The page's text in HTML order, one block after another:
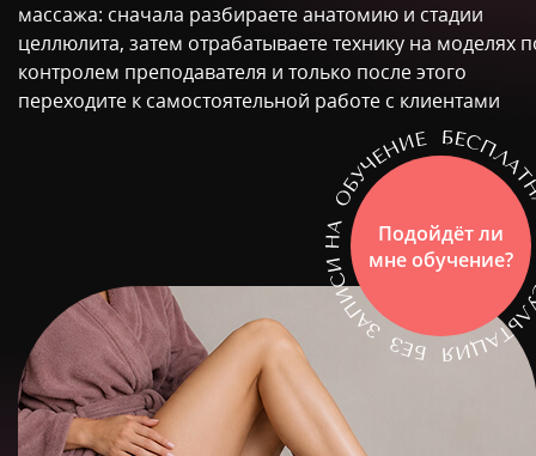
массажа: сначала разбираете анатомию и стадии
целлюлита, затем отрабатываете технику на моделях
контролем преподавателя и только после этого
переходите к самостоятельной работе с клиентами
Подойдёт ли
мне обучение?